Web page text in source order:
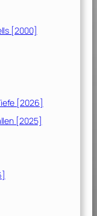
[2000]
[2026]
[2025]